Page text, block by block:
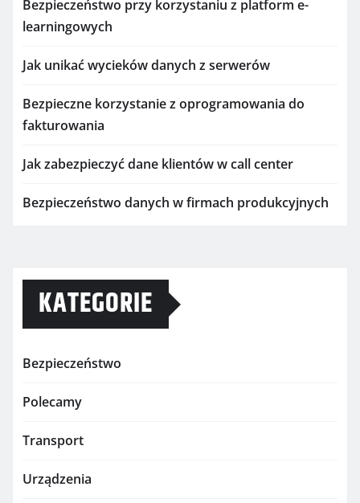
Bezpieczeństwo przy korzystaniu z platform e-
learningowych
Jak unikać wycieków danych z serwerów
Bezpieczne korzystanie z oprogramowania do
fakturowania
Jak zabezpieczyć dane klientów w call center
Bezpieczeństwo danych w firmach produkcyjnych
KATEGORIE
Bezpieczeństwo
Polecamy
Transport
Urządzenia